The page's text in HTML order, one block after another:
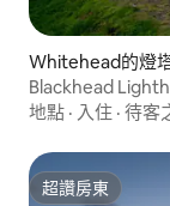
Whitehead的燈
Blackhead
地點 · 入住 · 待客
超讚房東
超讚房東